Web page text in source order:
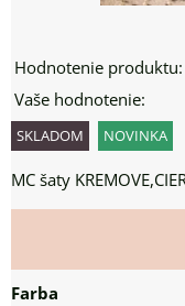
Hodnotenie produktu:
Vaše hodnotenie:
SKLADOM NOVINKA
MC šaty
Farba